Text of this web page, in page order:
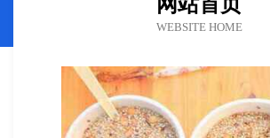
WEBSITE HOME